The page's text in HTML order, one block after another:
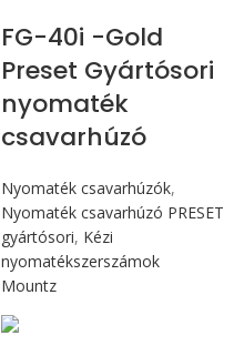
FG-40i -Gold
Preset Gyártósori
nyomaték
csavarhúzó
Nyomaték csavarhúzók,
Nyomaték csavarhúzó PRESET
gyártósori, Kézi
nyomatékszerszámok
Mountz